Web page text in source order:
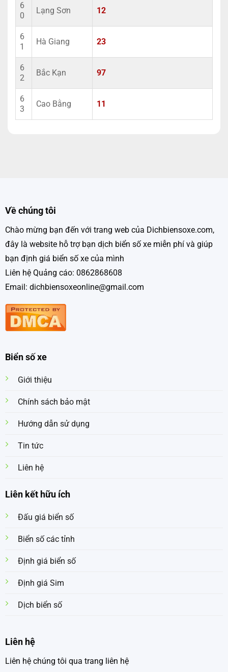
6
0
Lạng Sơn 12
6
1
Hà Giang 23
6
2
Bắc Kạn 97
6
3
Cao Bằng 11
Về chúng tôi
Chào mừng bạn đến với trang web của Dichbiensoxe.com,
đây là website hỗ trợ bạn dịch biển số xe miễn phí và giúp
bạn định giá biển số xe của mình
Liên hệ Quảng cáo: 0862868608
Email: dichbiensoxeonline@gmail.com
Biển số xe
Giới thiệu
Chính sách bảo mật
Hướng dẫn sử dụng
Tin tức
Liên hệ
Liên kết hữu ích
Đấu giá biển số
Biển số các tỉnh
Định giá biển số
Định giá Sim
Dịch biển số
Liên hệ
Liên hệ chúng tôi qua trang liên hệ